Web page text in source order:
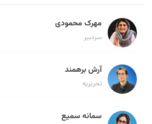
مهرک محمودی
سردبیر
آرش برهمند
تحریریه
سمانه سمیع